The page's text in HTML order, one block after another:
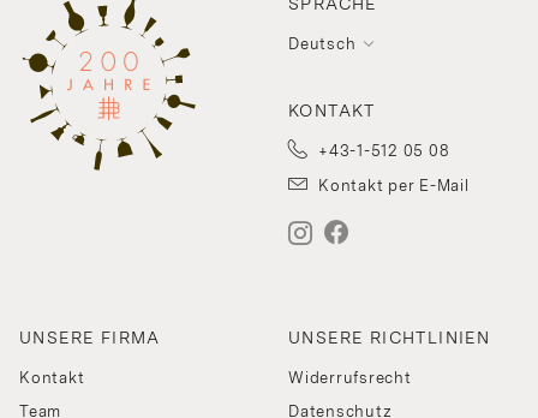
Deutsch
KONTAKT
+43-1-512 05 08
Kontakt per E-Mail
UNSERE FIRMA
Kontakt
Team
UNSERE RICHTLINIEN
Widerrufsrecht
Datenschutz